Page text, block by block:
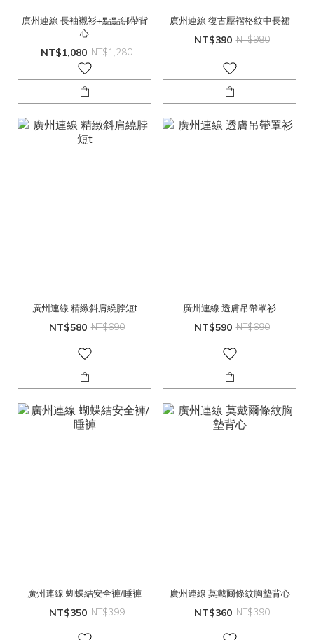
廣州連線 長袖襯衫+點點綁帶背
心
NT$1,080 NT$1,280
廣州連線 復古壓褶格紋中長裙
NT$390 NT$980
廣州連線 精緻斜肩繞脖短t
NT$580 NT$690
廣州連線 透膚吊帶罩衫
NT$590 NT$690
廣州連線 蝴蝶結安全褲/睡褲
NT$350 NT$399
廣州連線 莫戴爾條紋胸墊背心
NT$360 NT$390